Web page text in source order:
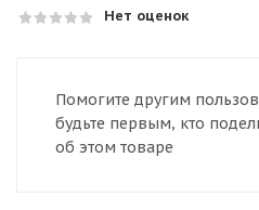
Нет оценок
Помогите другим
будьте первым, кто
об этом товаре